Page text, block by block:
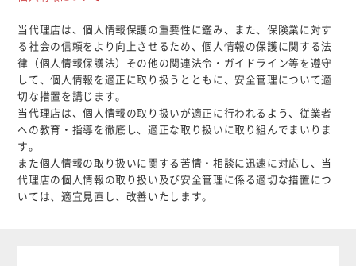
当代理店は、個人情報保護の重要性に鑑み、また、保険業に対す
る社会の信頼をより向上させるため、個人情報の保護に関する法
律（個人情報保護法）その他の関連法令・ガイドライン等を遵守
して、個人情報を適正に取り扱うとともに、安全管理について適
切な措置を講じます。
当代理店は、個人情報の取り扱いが適正に行われるよう、従業者
への教育・指導を徹底し、適正な取り扱いに取り組んでまいりま
す。
また個人情報の取り扱いに関する苦情・相談に迅速に対応し、当
代理店の個人情報の取り扱い及び安全管理に係る適切な措置につ
いては、適宜見直し、改善いたします。
広報ブログ
勧誘方針
お客さま本位の業務運営に関する取り組み
反社会勢力に対する基本方針
個人情報について
カスタマーハラスメントに対する基本方針